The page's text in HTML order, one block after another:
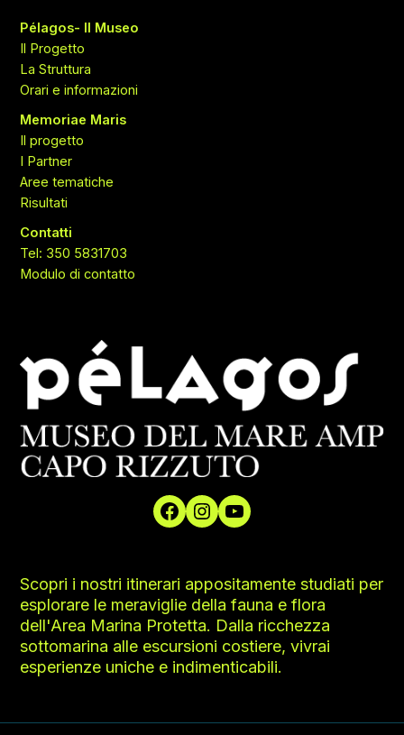
Pélagos- Il Museo
Il Progetto
La Struttura
Orari e informazioni
Memoriae Maris
Il progetto
I Partner
Aree tematiche
Risultati
Contatti
Tel: 350 5831703
Modulo di contatto
Scopri i nostri itinerari appositamente studiati per
esplorare le meraviglie della fauna e flora
dell'Area Marina Protetta. Dalla ricchezza
sottomarina alle escursioni costiere, vivrai
esperienze uniche e indimenticabili.